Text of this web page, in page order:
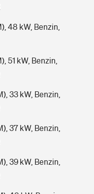
48 kW, Benzin,
51 kW, Benzin,
33 kW, Benzin,
37 kW, Benzin,
39 kW, Benzin,